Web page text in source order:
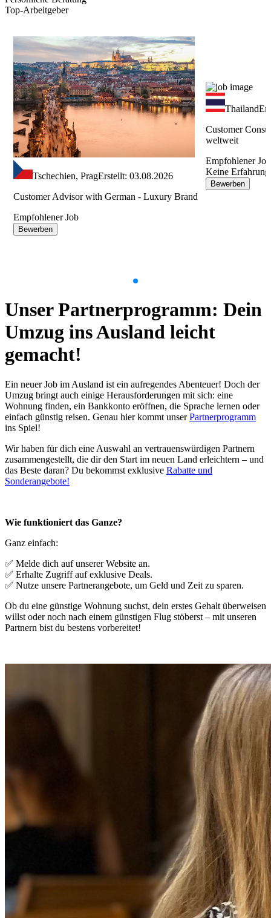
Top-Arbeitgeber
Tschechien, PragErstellt: 03.08.2026
Customer Advisor with German - Luxury Brand
Empfohlener Job
Bewerben
Thailand
Customer
weltweit
Empfohlener Job
Keine
Bewerben
1
of
Unser Partnerprogramm: Dein
Umzug ins Ausland leicht
gemacht!
Ein neuer Job im Ausland ist ein aufregendes Abenteuer! Doch der
Umzug bringt auch einige Herausforderungen mit sich: eine
Wohnung finden, ein Bankkonto eröffnen, die Sprache lernen oder
einfach günstig reisen. Genau hier kommt unserPartnerprogramm
ins Spiel!
Wir haben für dich eine Auswahl an vertrauenswürdigen Partnern
zusammengestellt, die dir den Start im neuen Land erleichtern – und
das Beste daran? Du bekommst exklusive Rabatte und
Sonderangebote!
Wie funktioniert das Ganze?
Ganz einfach:
✅ Melde dich auf unserer Website an.
✅ Erhalte Zugriff auf exklusive Deals.
✅ Nutze unsere Partnerangebote, um Geld und Zeit zu sparen.
Ob du eine günstige Wohnung suchst, dein erstes Gehalt überweisen
willst oder noch nach einem günstigen Flug stöberst – mit unseren
Partnern bist du bestens vorbereitet!